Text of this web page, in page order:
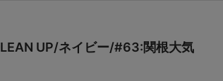
UP/ネイビー/#63:関根大気